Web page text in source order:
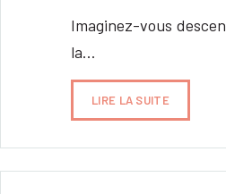
Imaginez-vous
la…
LIRE LA SUITE